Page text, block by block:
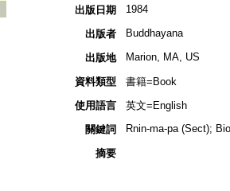
出版日期 1984
出版者 Buddhayana
出版地 Marion, MA, US
資料類型
書籍=Book
使用語言
英文=English
關鍵詞
Rnin-ma-pa (Sect);
摘要